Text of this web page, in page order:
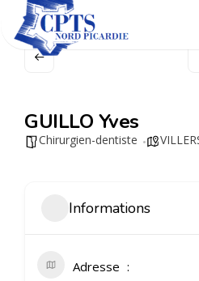
GUILLO Yves
Chirurgien-dentiste
Informations
Adresse